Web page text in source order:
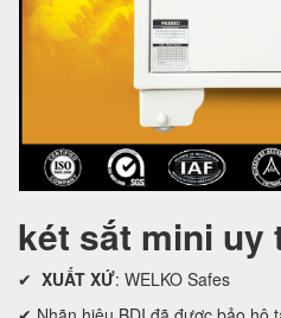
két sắt mini uy
✔ XUẤT XỨ: WELKO Safes